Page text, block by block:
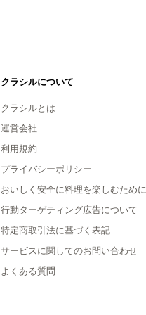
クラシルについて
クラシルとは
運営会社
利用規約
プライバシーポリシー
おいしく安全に料理を楽しむために
行動ターゲティング広告について
特定商取引法に基づく表記
サービスに関してのお問い合わせ
よくある質問